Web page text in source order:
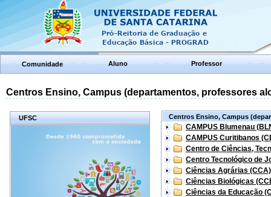
Comunidade Aluno Professor
Centros Ensino, Campus (departamentos, professores
UFSC Centros Ensino, Campus
CAMPUS Blumenau
CAMPUS Curitibanos
Centro de Ciências,
Centro Tecnológico de
Ciências Agrárias (CCA)
Ciências Biológicas
Ciências da Educação